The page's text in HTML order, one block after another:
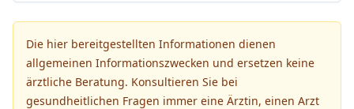
Die hier bereitgestellten Informationen dienen
allgemeinen Informationszwecken und ersetzen keine
ärztliche Beratung. Konsultieren Sie bei
gesundheitlichen Fragen immer eine Ärztin, einen Arzt